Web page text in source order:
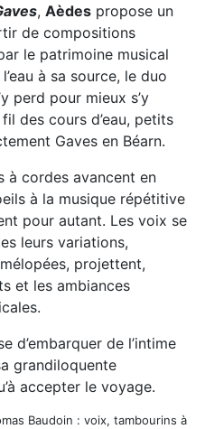
, Aèdes propose un
de compositions
le patrimoine musical
à sa source, le duo
perd pour mieux s’y
des cours d’eau, petits
Gaves en Béarn.
à cordes avancent en
à la musique répétitive
pour autant. Les voix se
leurs variations,
projettent,
et les ambiances
d’embarquer de l’intime
grandiloquente
accepter le voyage.
Baudoin : voix, tambourins à